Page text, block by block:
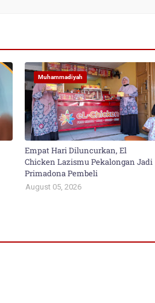
Muhammadiyah
Empat Hari Diluncurkan, El
Chicken Lazismu Pekalongan Jadi
Primadona Pembeli
August 05, 2026